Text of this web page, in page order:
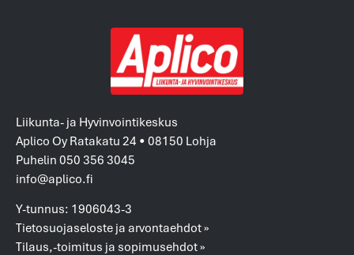
Liikunta- ja Hyvinvointikeskus
Aplico Oy Ratakatu 24 • 08150 Lohja
Puhelin 050 356 3045
info@aplico.fi
Y-tunnus: 1906043-3
Tietosuojaseloste ja arvontaehdot »
Tilaus,-toimitus ja sopimusehdot »